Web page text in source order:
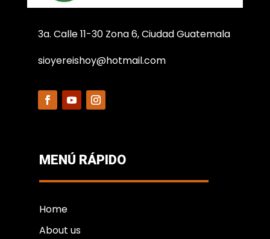
3a. Calle 11-30 Zona 6, Ciudad Guatemala
sioyereishoy@hotmail.com
MENÚ RÁPIDO
Home
About us